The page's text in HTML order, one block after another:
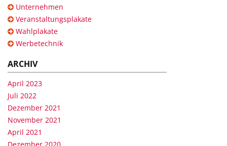
Unternehmen
Veranstaltungsplakate
Wahlplakate
Werbetechnik
ARCHIV
April 2023
Juli 2022
Dezember 2021
November 2021
April 2021